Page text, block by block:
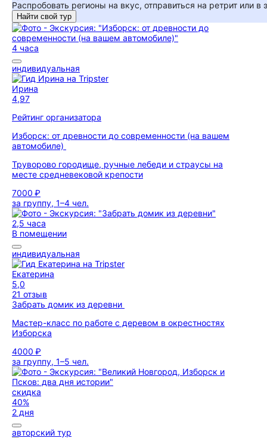
Распробовать регионы на вкус, отправиться на ретрит или в
Найти свой тур
4 часа
индивидуальная
Ирина
4,97
Рейтинг организатора
Изборск: от древности до современности (на вашем
автомобиле)
Труворово городище, ручные лебеди и страусы на
месте средневековой крепости
7000 ₽
за группу, 1–4 чел.
2,5 часа
В помещении
индивидуальная
Екатерина
5,0
21 отзыв
Забрать домик из деревни
Мастер-класс по работе с деревом в окрестностях
Изборска
4000 ₽
за группу, 1–5 чел.
скидка
40%
2 дня
авторский тур